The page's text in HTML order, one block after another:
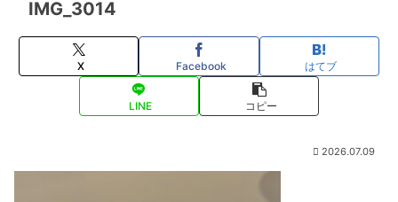
IMG_3014
X Facebook はてブ
LINE コピー
2026.07.09